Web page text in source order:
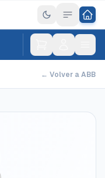
← Volver a ABB